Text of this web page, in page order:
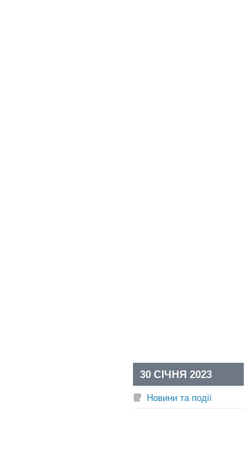
30 СІЧНЯ 2023
Новини та події